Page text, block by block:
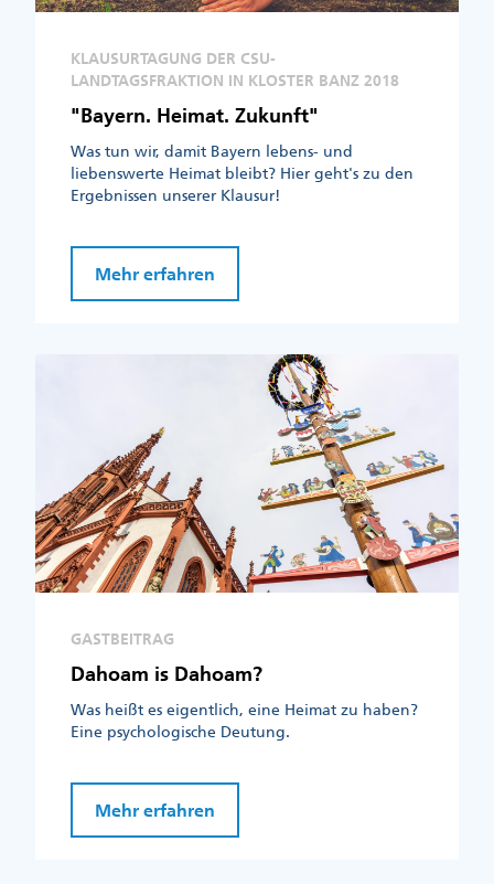
KLAUSURTAGUNG DER CSU-
LANDTAGSFRAKTION IN KLOSTER BANZ 2018
"Bayern. Heimat. Zukunft"
Was tun wir, damit Bayern lebens- und
liebenswerte Heimat bleibt? Hier geht's zu den
Ergebnissen unserer Klausur!
Mehr erfahren
GASTBEITRAG
Dahoam is Dahoam?
Was heißt es eigentlich, eine Heimat zu haben?
Eine psychologische Deutung.
Mehr erfahren